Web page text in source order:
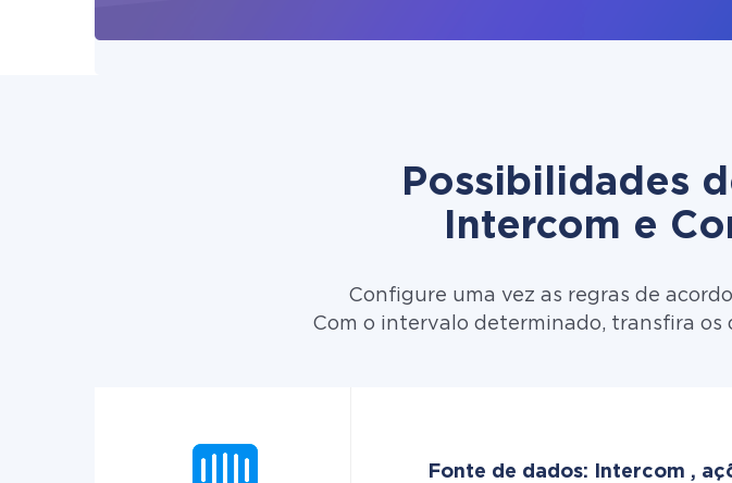
Possibilidades
Intercom e
Configure uma vez as regras de
Com o intervalo determinado, transfira
Fonte de dados: Intercom ,